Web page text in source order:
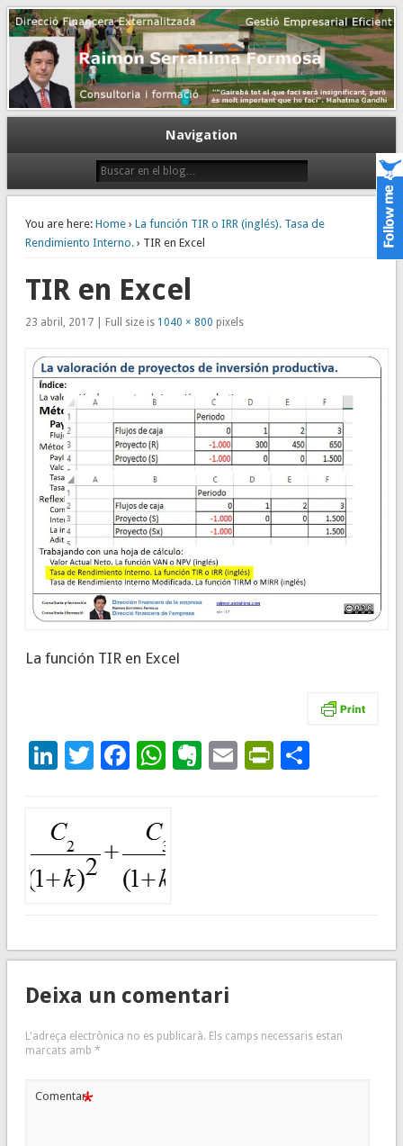
Dirección financiera de la PyME
Gestión empresarial eficiente. Dirección financiera externalizada.
Navigation
You are here: Home› La función TIR o IRR (inglés). Tasa de
Rendimiento Interno.› TIR en Excel
TIR en Excel
23 abril, 2017 | Full size is 1040 × 800 pixels
La función TIR en Excel
LinkedIn
Twitter
Facebook
WhatsApp
Evernote
Email
Deixa un comentari
L'adreça electrònica no es publicarà. Els camps necessaris estan
marcats amb *
Comentari*